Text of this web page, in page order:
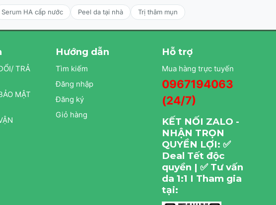
bàn
sóc.
bong
trong
Serum HA cấp nước Peel da tại nhà Trị thâm mụn
TRẢ
MẬT
Hướng dẫn
Tìm kiếm
Đăng nhập
Đăng ký
Giỏ hàng
Hỗ trợ
Mua hàng trực tuyến
0967194063
(24/7)
KẾT NỐI ZALO -
NHẬN TRỌN
QUYỀN LỢI: ✅
Deal Tết độc
quyền | ✅ Tư vấn
da 1:1 I Tham gia
tại: